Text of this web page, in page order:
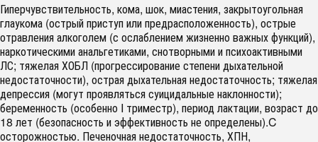
Гиперчувствительность, кома, шок, миастения, закрытоугольная
глаукома (острый приступ или предрасположенность), острые
отравления алкоголем (с ослаблением жизненно важных функций),
наркотическими анальгетиками, снотворными и психоактивными
ЛС; тяжелая ХОБЛ (прогрессирование степени дыхательной
недостаточности), острая дыхательная недостаточность; тяжелая
депрессия (могут проявляться суицидальные наклонности);
беременность (особенно I триместр), период лактации, возраст до
18 лет (безопасность и эффективность не определены).C
осторожностью. Печеночная недостаточность, ХПН,